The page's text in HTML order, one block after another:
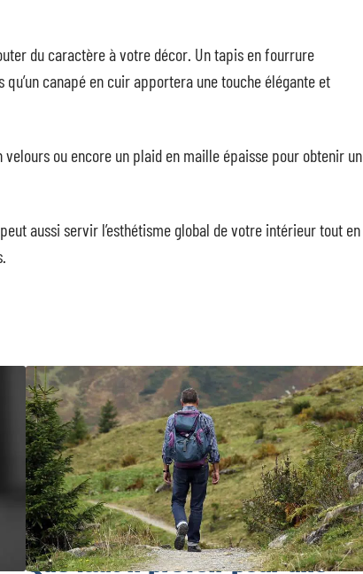
du caractère à votre décor. Un tapis en fourrure
canapé en cuir apportera une touche élégante et
ou encore un plaid en maille épaisse pour obtenir un
aussi servir l’esthétisme global de votre intérieur tout en
Que faut-il prévoir pour une